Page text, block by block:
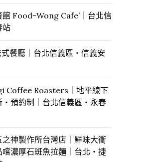
館 Food-Wong Cafe’｜台北信
站
餐廳｜台北信義區・信義安
Coffee Roasters｜地平線下
・預約制｜台北信義區・永春
之神製作所台灣店｜鮮味大衝
嚐濃厚石斑魚拉麵｜台北・捷